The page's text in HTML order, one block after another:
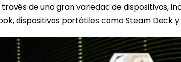
de una gran variedad de dispositivos,
dispositivos portátiles como Steam Deck